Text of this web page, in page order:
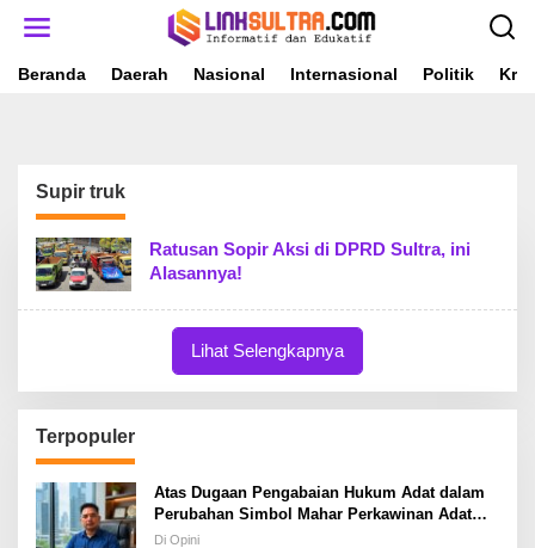
Beranda Daerah Nasional Internasional Politik
Supir truk
Ratusan Sopir Aksi di DPRD Sultra, ini
Alasannya!
Lihat Selengkapnya
Terpopuler
Atas Dugaan Pengabaian Hukum Adat dalam
Perubahan Simbol Mahar Perkawinan Adat
Masyarakat Pulau Wawonii
Di Opini